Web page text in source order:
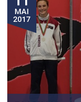
MAI
2017